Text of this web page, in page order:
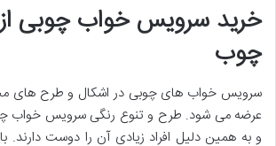
خرید سرویس خواب چوبی از
چوب
سرویس خواب های چوبی در اشکال و طرح های
عرضه می شود. طرح و تنوع رنگی سرویس خواب
و به همین دلیل افراد زیادی آن را دوست دارند.